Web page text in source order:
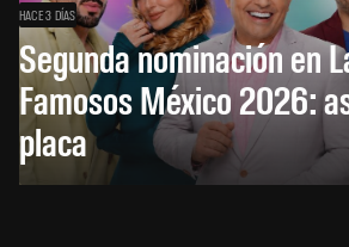
HACE 3 DÍAS
Segunda nominación en
Famosos México 2026:
placa